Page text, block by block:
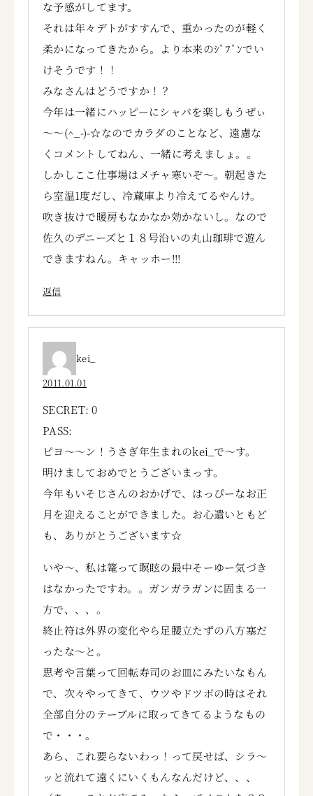
な予感がしてます。
それは年々デトがすすんで、重かったのが軽く
柔かになってきたから。より本来のｼﾞﾌﾞﾝでい
けそうです！！
みなさんはどうですか！？
今年は一緒にハッピーにシャバを楽しもうぜぃ
～～(^_-)-☆なのでカラダのことなど、遠慮な
くコメントしてねん、一緒に考えましょ。。
しかしここ仕事場はメチャ寒いぞ～。朝起きた
ら室温1度だし、冷蔵庫より冷えてるやんけ。
吹き抜けで暖房もなかなか効かないし。なので
佐久のデニーズと１８号沿いの丸山珈琲で遊ん
できますねん。キャッホー!!!
返信
kei_
2011.01.01
SECRET: 0
PASS:
ピヨ～～ン！うさぎ年生まれのkei_で～す。
明けましておめでとうございまっす。
今年もいそじさんのおかげで、はっぴーなお正
月を迎えることができました。お心遣いともど
も、ありがとうございます☆
いや～、私は篭って瞑眩の最中そーゆー気づき
はなかったですわ。。ガンガラガンに固まる一
方で、、、。
終止符は外界の変化やら足腰立たずの八方塞だ
ったな～と。
思考や言葉って回転寿司のお皿にみたいなもん
で、次々やってきて、ウツやドツボの時はそれ
全部自分のテーブルに取ってきてるようなもの
で・・・。
あら、これ要らないわっ！って戻せば、シラ～
ッと流れて遠くにいくもんなんだけど、、、